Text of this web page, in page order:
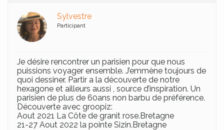
Sylvestre
Participant
Je désire rencontrer un parisien pour que nous
puissions voyager ensemble. J’emmène toujours de
quoi dessiner. Partir a la découverte de notre
hexagone et ailleurs aussi , source d’inspiration. Un
parisien de plus de 60ans non barbu de préférence.
Découverte avec groopiz:
Aout 2021 La Côte de granit rose.Bretagne
21-27 Aout 2022 la pointe Sizin.Bretagne